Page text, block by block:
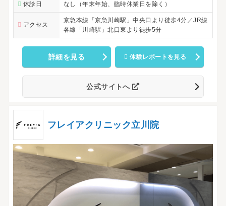
休診日 なし（年末年始、臨時休業日を除く）
アクセス
京急本線「京急川崎駅」中央口より徒歩4分／JR線
各線「川崎駅」北口東より徒歩5分
詳細を見る 体験レポートを見る
公式サイトへ
フレイアクリニック立川院